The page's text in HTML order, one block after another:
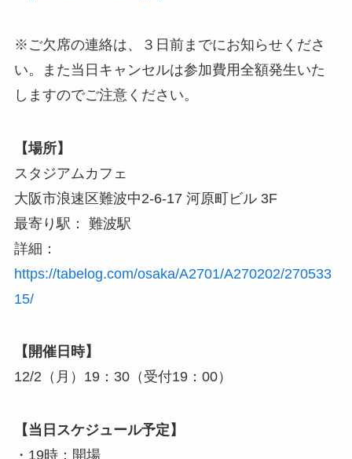
※ご欠席の連絡は、３日前までにお知らせくださ
い。また当日キャンセルは参加費用全額発生いた
しますのでご注意ください。
【場所】
スタジアムカフェ
大阪市浪速区難波中2-6-17 河原町ビル 3F
最寄り駅： 難波駅
詳細：
https://tabelog.com/osaka/A2701/A270202/270533
15/
【開催日時】
12/2（月）19：30（受付19：00）
【当日スケジュール予定】
・19時：開場